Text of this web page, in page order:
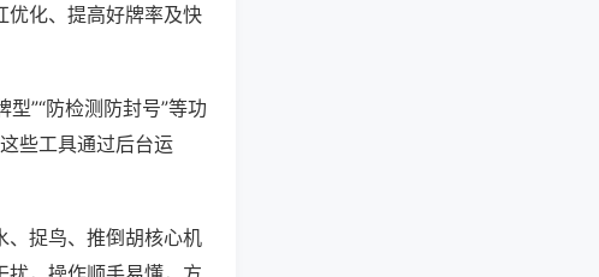
优化、提高好牌率及快
”“防检测防封号”等功
些工具通过后台运
、捉鸟、推倒胡核心机